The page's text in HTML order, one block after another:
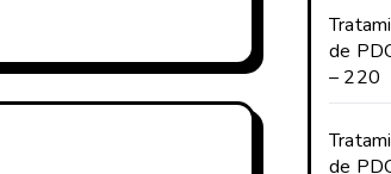
de
– 220
de